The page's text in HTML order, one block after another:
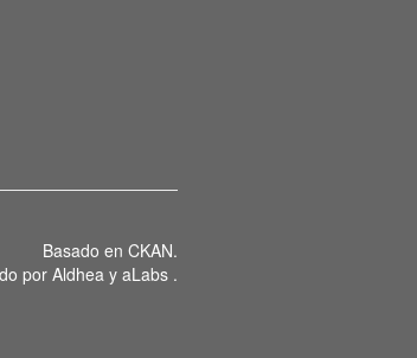
Basado en CKAN.
por Aldhea y aLabs .